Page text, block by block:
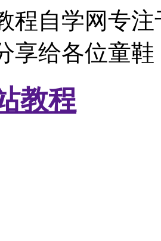
程自学网专
享给各位童